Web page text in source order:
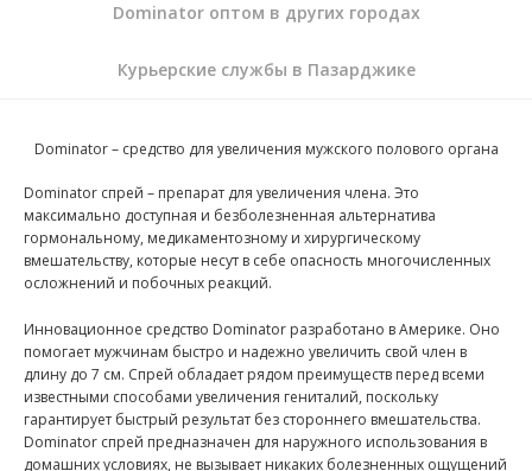
Dominator оптом в других городах
Курьерские службы в Пазарджике
Dominator – средство для увеличения мужского полового органа
Dominator спрей – препарат для увеличения члена. Это
максимально доступная и безболезненная альтернатива
гормональному, медикаментозному и хирургическому
вмешательству, которые несут в себе опасность многочисленных
осложнений и побочных реакций.
Инновационное средство Dominator разработано в Америке. Оно
помогает мужчинам быстро и надежно увеличить свой член в
длину до 7 см. Спрей обладает рядом преимуществ перед всеми
известными способами увеличения гениталий, поскольку
гарантирует быстрый результат без стороннего вмешательства.
Dominator спрей предназначен для наружного использования в
домашних условиях, не вызывает никаких болезненных ощущений